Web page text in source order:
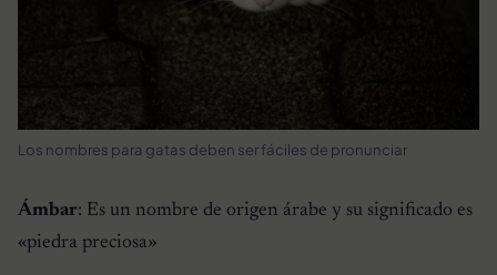
Los nombres para gatas deben ser fáciles de pronunciar
Ámbar: Es un nombre de origen árabe y su significado es
«piedra preciosa»